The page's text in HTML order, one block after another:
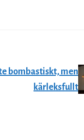
bombastiskt, men
kärleksfullt